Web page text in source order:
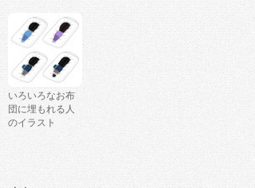
いろいろなお布
団に埋もれる人
のイラスト